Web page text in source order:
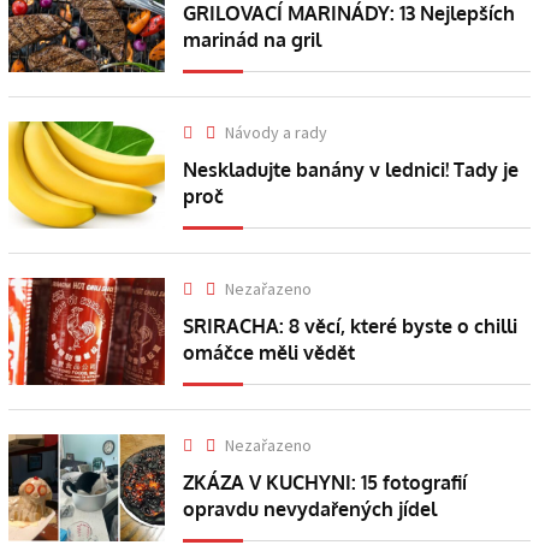
GRILOVACÍ MARINÁDY: 13 Nejlepších
marinád na gril
Návody a rady
Neskladujte banány v lednici! Tady je
proč
Nezařazeno
SRIRACHA: 8 věcí, které byste o chilli
omáčce měli vědět
Nezařazeno
ZKÁZA V KUCHYNI: 15 fotografií
opravdu nevydařených jídel